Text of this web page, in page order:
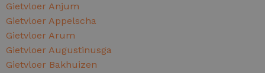
Gietvloer Anjum
Gietvloer Appelscha
Gietvloer Arum
Gietvloer Augustinusga
Gietvloer Bakhuizen